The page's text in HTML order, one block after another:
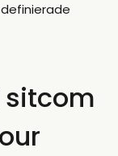
sitcom